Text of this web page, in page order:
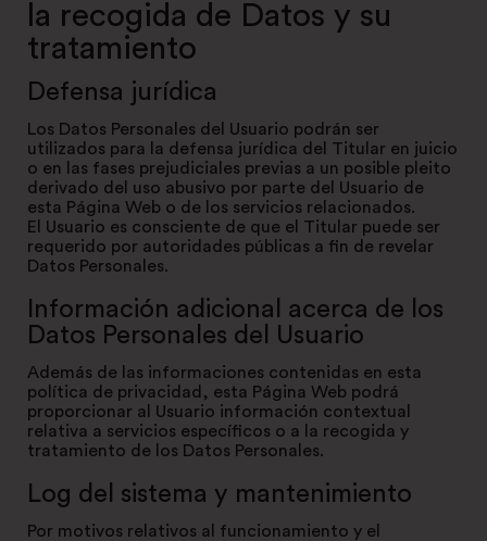
la recogida de Datos y su
tratamiento
Defensa jurídica
Los Datos Personales del Usuario podrán ser
utilizados para la defensa jurídica del Titular en juicio
o en las fases prejudiciales previas a un posible pleito
derivado del uso abusivo por parte del Usuario de
esta Página Web o de los servicios relacionados.
El Usuario es consciente de que el Titular puede ser
requerido por autoridades públicas a fin de revelar
Datos Personales.
Información adicional acerca de los
Datos Personales del Usuario
Además de las informaciones contenidas en esta
política de privacidad, esta Página Web podrá
proporcionar al Usuario información contextual
relativa a servicios específicos o a la recogida y
tratamiento de los Datos Personales.
Log del sistema y mantenimiento
Por motivos relativos al funcionamiento y el